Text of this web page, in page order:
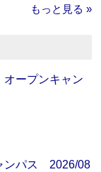
もっと見る »
ープンキャン
ンパス 2026/08